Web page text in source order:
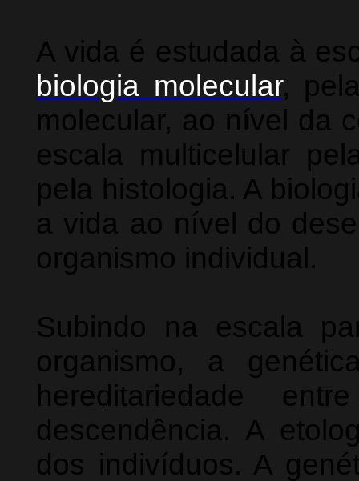
A vida é estudada à
biologia molecular,
molecular, ao nível da
escala multicelular
pela histologia. A
a vida ao nível do
organismo individual.
Subindo na escala
organismo, a
hereditariedade
descendência. A
dos indivíduos. A